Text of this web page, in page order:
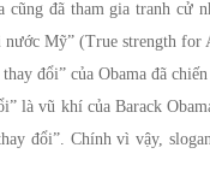
đã tham gia tranh cử
Mỹ” (True strength for
đổi” của Obama đã chiến
là vũ khí của Barack
đổi”. Chính vì vậy,